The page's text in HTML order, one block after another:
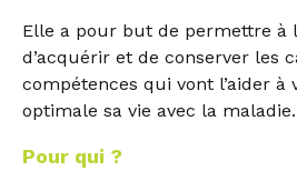
Elle a pour but de permettre à
d’acquérir et de conserver les
compétences qui vont l’aider à
optimale sa vie avec la maladie.
Pour qui ?